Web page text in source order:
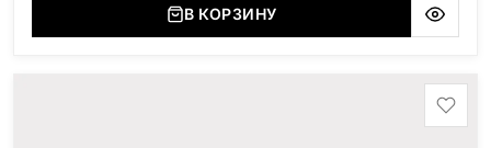
(Украина, Житомерская область), Сюксюансаари
(Россия, Карелия), Амфиболит (Россия, Мурманская
В КОРЗИНУ